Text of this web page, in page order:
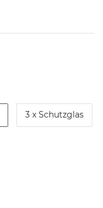
3 x Schutzglas